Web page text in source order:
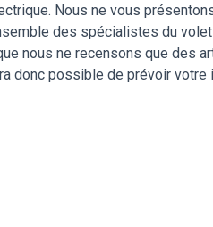
Nous ne vous
des spécialistes du
nous ne recensons que des
donc possible de prévoir